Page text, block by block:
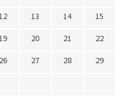
12 13 14
15
19 20 21
22
26 27 28
29